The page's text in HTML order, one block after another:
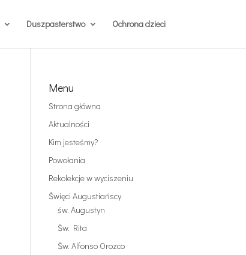
Duszpasterstwo Ochrona dzieci
Menu
Strona główna
Aktualności
Kim jesteśmy?
Powołania
Rekolekcje w wyciszeniu
Święci Augustiańscy
św. Augustyn
Św. Rita
Św. Alfonso Orozco